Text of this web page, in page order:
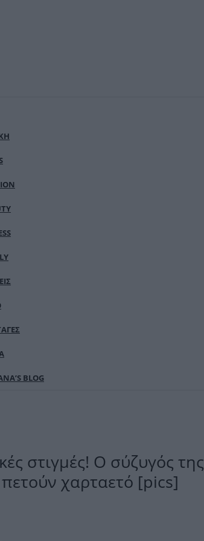
BLOG
στιγμές! Ο σύζυγός της
χαρταετό [pics]